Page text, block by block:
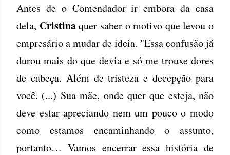
Antes de o Comendador ir embora da casa
dela, Cristinaquer saber o motivo que levou o
empresário a mudar de ideia. "Essa confusão já
durou mais do que devia e só me trouxe dores
de cabeça. Além de tristeza e decepção para
você. (...) Sua mãe, onde quer que esteja, não
deve estar apreciando nem um pouco o modo
como estamos encaminhando o assunto,
portanto… Vamos encerrar essa história de